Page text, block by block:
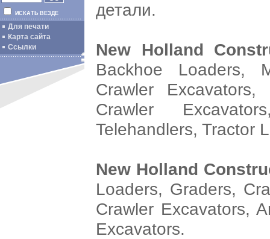
ИСКАТЬ ВЕЗДЕ
Для печати
Карта сайта
Ссылки
детали.
New Holland
Backhoe Loaders,
Crawler
Crawler
Telehandlers, Tractor
New Holland
Loaders, Graders,
Crawler Excavators,
Excavators.